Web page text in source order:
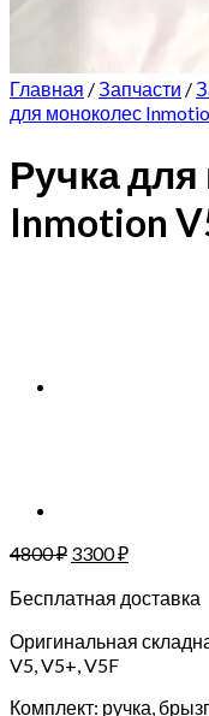
Главная /Запчасти /
для моноколес
Ручка
Inmotion
4800₽ 3300₽
Бесплатная доставка
Оригинальная
V5, V5+, V5F
Комплект: ручка,